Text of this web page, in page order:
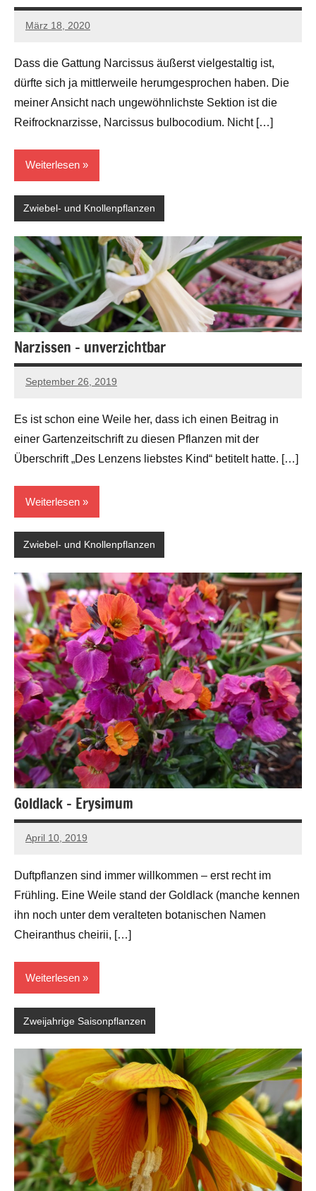
März 18, 2020
Andreas
Dass die Gattung Narcissus äußerst vielgestaltig ist,
dürfte sich ja mittlerweile herumgesprochen haben. Die
meiner Ansicht nach ungewöhnlichste Sektion ist die
Reifrocknarzisse, Narcissus bulbocodium. Nicht […]
Weiterlesen
Zwiebel- und Knollenpflanzen
Narzissen – unverzichtbar
September 26, 2019
Andreas
Es ist schon eine Weile her, dass ich einen Beitrag in
einer Gartenzeitschrift zu diesen Pflanzen mit der
Überschrift „Des Lenzens liebstes Kind“ betitelt hatte. […]
Weiterlesen
Zwiebel- und Knollenpflanzen
Goldlack – Erysimum
April 10, 2019
Andreas
Duftpflanzen sind immer willkommen – erst recht im
Frühling. Eine Weile stand der Goldlack (manche kennen
ihn noch unter dem veralteten botanischen Namen
Cheiranthus cheirii, […]
Weiterlesen
Zweijahrige Saisonpflanzen